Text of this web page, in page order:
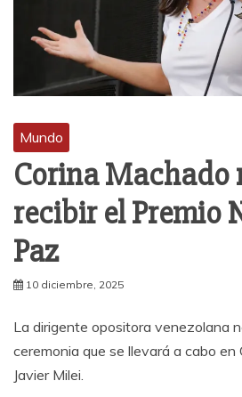
Mundo
Corina Machado
recibir el Premio
Paz
10 diciembre, 2025
La dirigente opositora venezolana
ceremonia que se llevará a cabo en
Javier Milei.